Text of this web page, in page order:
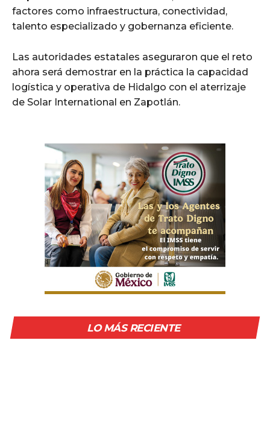
factores como infraestructura, conectividad,
talento especializado y gobernanza eficiente.
Las autoridades estatales aseguraron que el reto
ahora será demostrar en la práctica la capacidad
logística y operativa de Hidalgo con el aterrizaje
de Solar International en Zapotlán.
LO MÁS RECIENTE